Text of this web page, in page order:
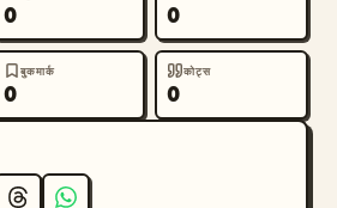
0 0
बुकमार्क
0
कोट्स
0